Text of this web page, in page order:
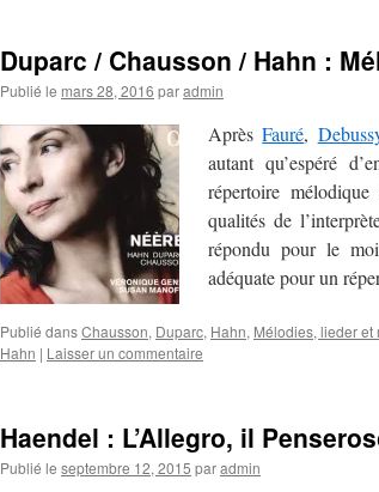
Duparc / Chausson / Hahn :
Publié le mars 28, 2016 paradmin
AprèsFauré,
autant qu’espéré
répertoire
qualités de
répondu pour le
adéquate pour un
Publié dansChausson, Duparc, Hahn, Mélodies, lieder et
Hahn | Laisser un commentaire
Haendel : L’Allegro, il
Publié le septembre 12, 2015 paradmin